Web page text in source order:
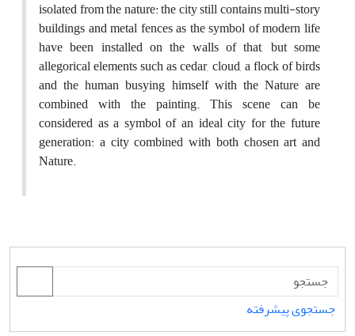
isolated from the nature: the city still contains multi-story
buildings and metal fences as the symbol of modern life
have been installed on the walls of that, but some
allegorical elements such as cedar, cloud, a flock of birds
and the human busying himself with the Nature are
combined with the painting. This scene can be
considered as a symbol of an ideal city for the future
generation: a city combined with both chosen art and
Nature.
جستجوی پیشرفته